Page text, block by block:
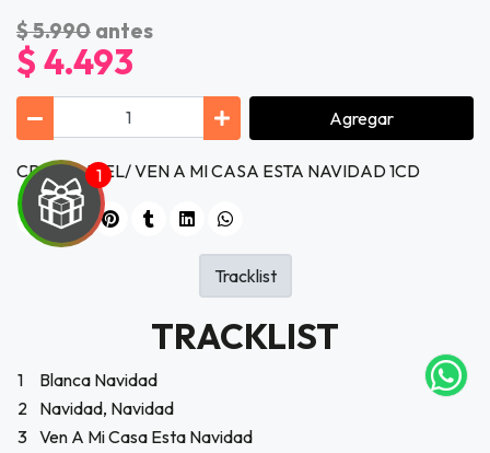
correo
web
$ 5.990 antes
$ 4.493
Agregar
CD RAPHAEL/ VEN A MI CASA ESTA NAVIDAD 1CD
TRACKLIST
1
Blanca Navidad
2 Navidad, Navidad
3 Ven A Mi Casa Esta Navidad
Tracklist